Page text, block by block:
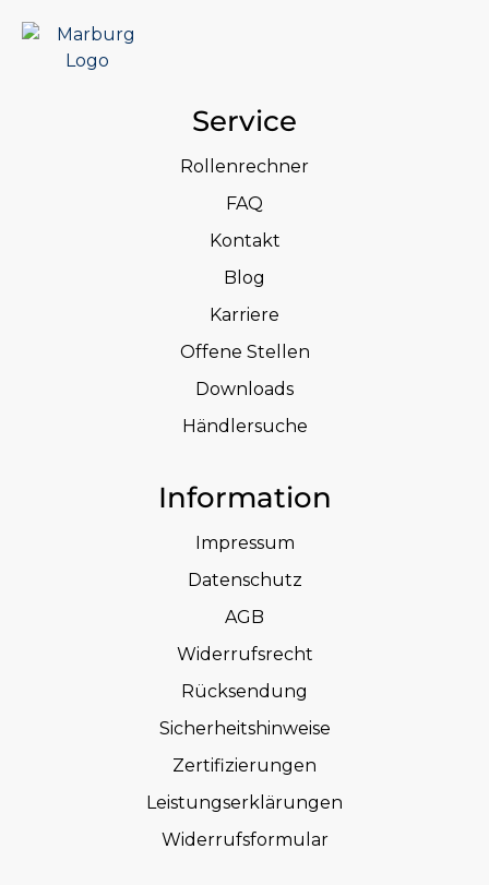
Service
Rollenrechner
FAQ
Kontakt
Blog
Karriere
Offene Stellen
Downloads
Händlersuche
Information
Impressum
Datenschutz
AGB
Widerrufsrecht
Rücksendung
Sicherheitshinweise
Zertifizierungen
Leistungserklärungen
Widerrufsformular